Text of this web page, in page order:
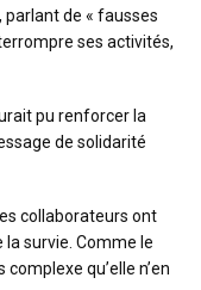
de « fausses
ses activités,
pu renforcer la
de solidarité
collaborateurs ont
la survie. Comme le
qu’elle n’en